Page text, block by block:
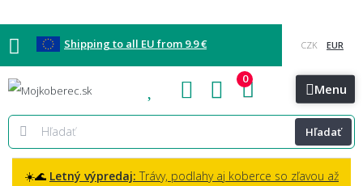
Shipping to all EU from 9.9 €
Blog Kontakt Menu
Hľadať
0
☀️🌊 Letný výpredaj: Trávy, podlahy aj koberce so zľavou až